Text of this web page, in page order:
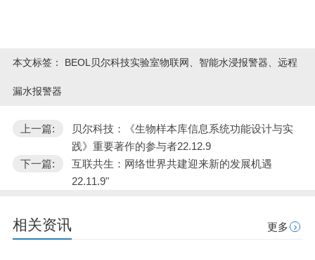
本文标签： BEOL贝尔科技实验室物联网、智能水浸报警器、远程
漏水报警器
上一篇:
贝尔科技：《生物样本库信息系统功能设计与实
践》重要著作的参与者22.12.9
下一篇:
互联共生：网络世界共建迎来新的发展机遇
22.11.9"
相关资讯 更多